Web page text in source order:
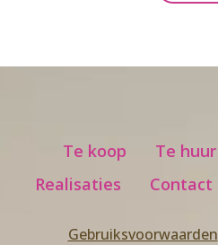
Te koop Te huur
Realisaties
Contact
Gebruiksvoorwaarden